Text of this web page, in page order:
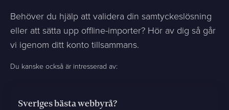
Behöver du hjälp att validera din samtyckeslösning
eller att sätta upp offline-importer? Hör av dig så går
vi igenom ditt konto tillsammans.
Du kanske också är intresserad av:
Sveriges bästa webbyrå?